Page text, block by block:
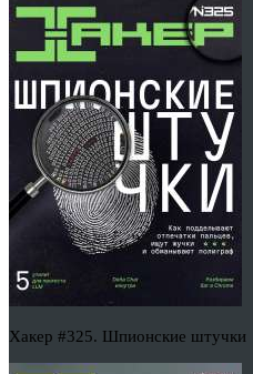
Хакер #325. Шпионские штучки